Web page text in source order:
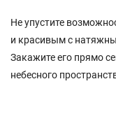
Не упустите
и красивым с
Закажите его прямо
небесного